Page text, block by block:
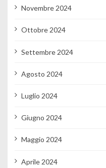
Novembre 2024
Ottobre 2024
Settembre 2024
Agosto 2024
Luglio 2024
Giugno 2024
Maggio 2024
Aprile 2024